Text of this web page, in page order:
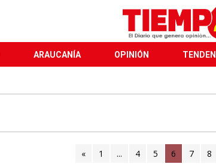
ARAUCANÍA OPINIÓN
« 1 ... 4 5 6 (current)
7 8